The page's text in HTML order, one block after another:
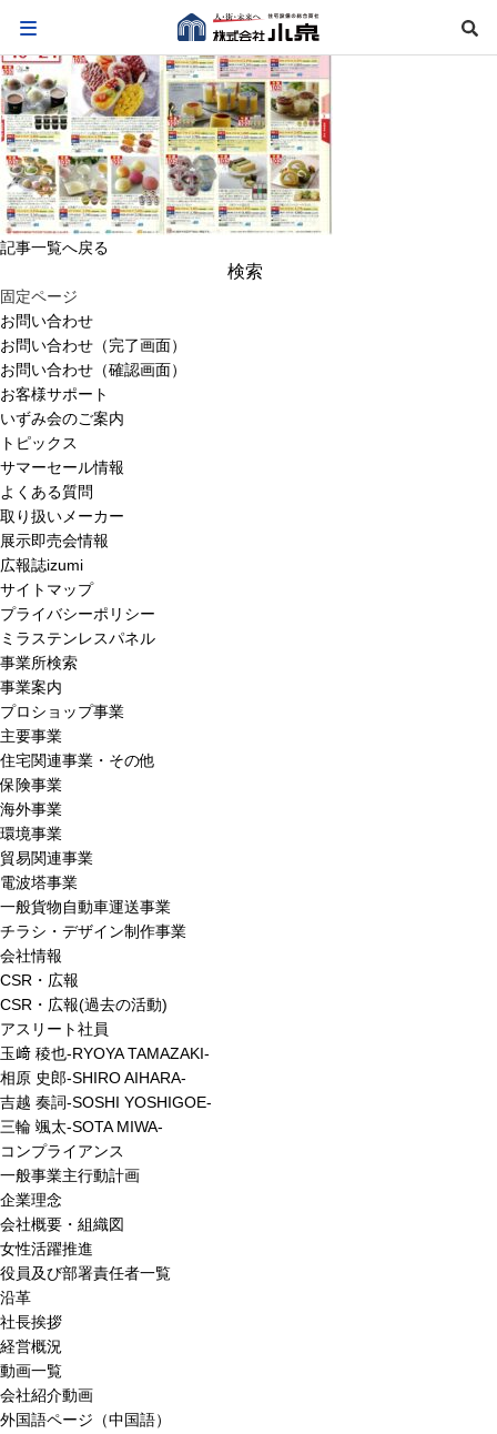
記事一覧へ戻る
索:
固定ページ
お問い合わせ
お問い合わせ（完了画面）
お問い合わせ（確認画面）
お客様サポート
いずみ会のご案内
トピックス
サマーセール情報
よくある質問
取り扱いメーカー
展示即売会情報
広報誌izumi
サイトマップ
プライバシーポリシー
ミラステンレスパネル
事業所検索
事業案内
プロショップ事業
主要事業
住宅関連事業・その他
保険事業
海外事業
環境事業
貿易関連事業
電波塔事業
一般貨物自動車運送事業
チラシ・デザイン制作事業
会社情報
CSR・広報
CSR・広報(過去の活動)
アスリート社員
玉﨑 稜也-RYOYA TAMAZAKI-
相原 史郎-SHIRO AIHARA-
吉越 奏詞-SOSHI YOSHIGOE-
三輪 颯太-SOTA MIWA-
コンプライアンス
一般事業主行動計画
企業理念
会社概要・組織図
女性活躍推進
役員及び部署責任者一覧
沿革
社長挨拶
経営概況
動画一覧
会社紹介動画
外国語ページ（中国語）